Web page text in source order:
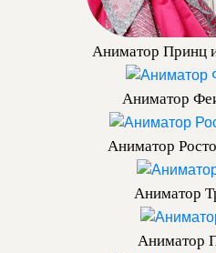
Аниматор Принц
Аниматор
Аниматор
Аниматор
Аниматор